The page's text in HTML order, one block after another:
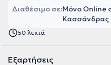
Διαθέσιμο σε:Μόνο Online
Κασσάνδρας
50 λεπτά
Εξαρτήσεις